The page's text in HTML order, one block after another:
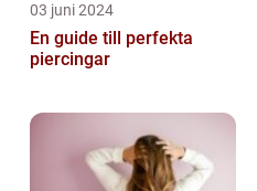
03 juni 2024
En guide till perfekta
piercingar